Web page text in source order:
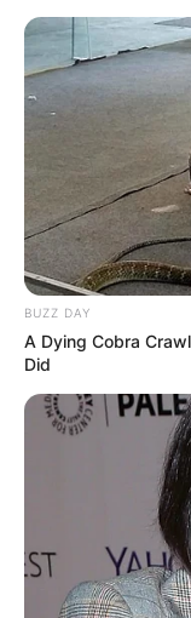
BUZZ DAY
A Dying Cobra
Did